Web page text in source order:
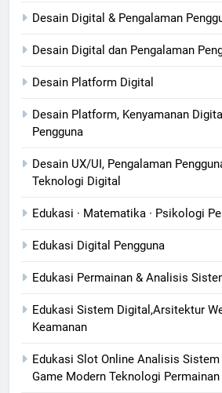
Desain Digital & Pengalaman
Desain Digital dan Pengalaman
Desain Platform Digital
Desain Platform, Kenyamanan
Pengguna
Desain UX/UI, Pengalaman
Teknologi Digital
Edukasi · Matematika · Psikologi
Edukasi Digital Pengguna
Edukasi Permainan & Analisis
Edukasi Sistem Digital,Arsitektur
Keamanan
Edukasi Slot Online Analisis
Game Modern Teknologi Permainan